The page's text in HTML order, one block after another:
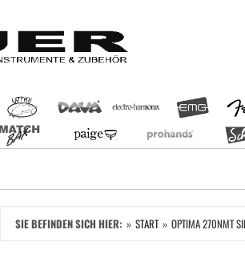
SIE BEFINDEN SICH HIER: START OPTIMA 270NMT